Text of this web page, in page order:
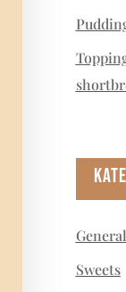
General
Sweets